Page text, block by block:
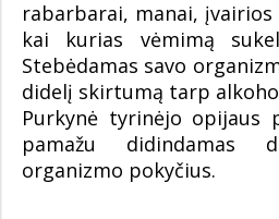
rabarbarai, manai,
kai kurias vėmimą
Stebėdamas savo
didelį skirtumą tarp
Purkynė tyrinėjo opijaus
pamažu didindamas
organizmo pokyčius.